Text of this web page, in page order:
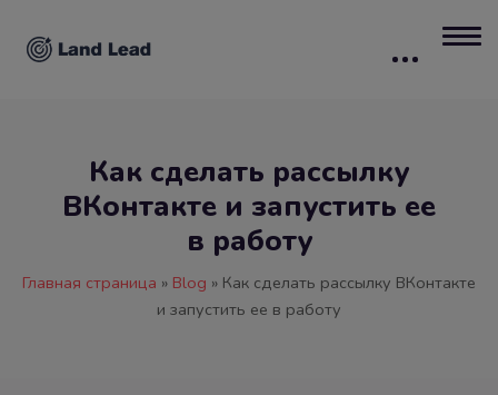
Как сделать рассылку
ВКонтакте и запустить ее
в работу
Главная страница » Blog » Как сделать рассылку ВКонтакте
и запустить ее в работу